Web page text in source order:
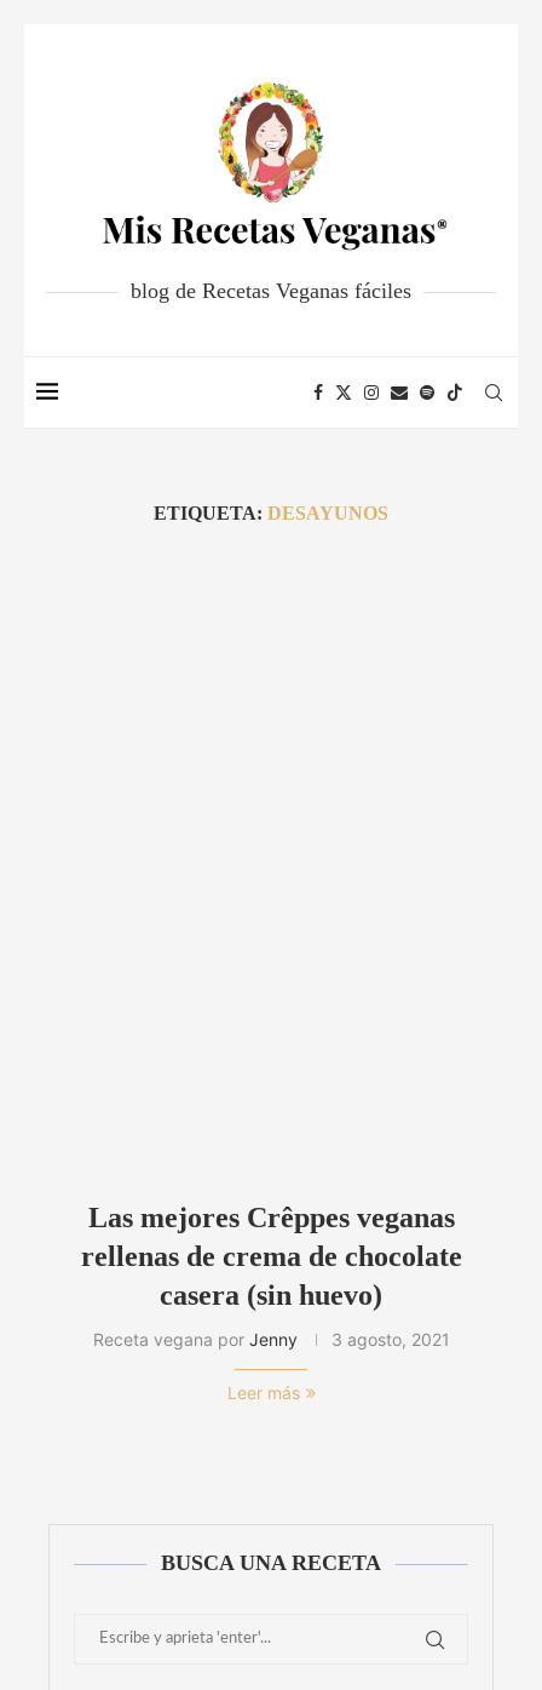
blog de Recetas Veganas fáciles
ETIQUETA: DESAYUNOS
Las mejores Crêppes veganas
rellenas de crema de chocolate
casera (sin huevo)
Receta vegana por Jenny 3 agosto, 2021
Leer más
BUSCA UNA RECETA